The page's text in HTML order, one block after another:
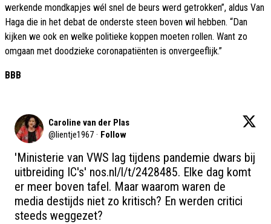
werkende mondkapjes wél snel de beurs werd getrokken”, aldus Van
Haga die in het debat de onderste steen boven wil hebben. “Dan
kijken we ook en welke politieke koppen moeten rollen. Want zo
omgaan met doodzieke coronapatiënten is onvergeeflijk.”
BBB
Caroline van der Plas
@ lientje1967 · Follow
'Ministerie van VWS lag tijdens pandemie dwars bij
uitbreiding IC's' nos.nl/l/t/2428485. Elke dag komt
er meer boven tafel. Maar waarom waren de
media destijds niet zo kritisch? En werden critici
steeds weggezet?